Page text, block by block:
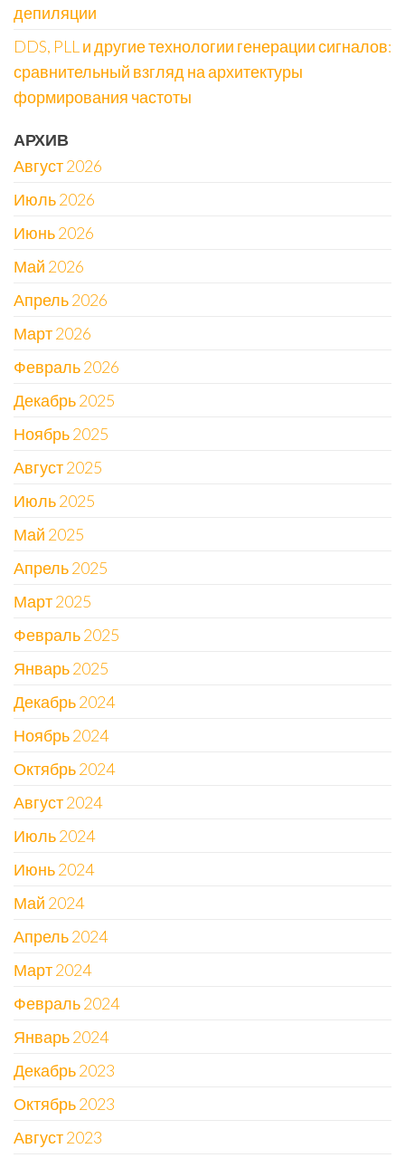
депиляции
DDS, PLL и другие технологии генерации сигналов:
сравнительный взгляд на архитектуры
формирования частоты
АРХИВ
Август 2026
Июль 2026
Июнь 2026
Май 2026
Апрель 2026
Март 2026
Февраль 2026
Декабрь 2025
Ноябрь 2025
Август 2025
Июль 2025
Май 2025
Апрель 2025
Март 2025
Февраль 2025
Январь 2025
Декабрь 2024
Ноябрь 2024
Октябрь 2024
Август 2024
Июль 2024
Июнь 2024
Май 2024
Апрель 2024
Март 2024
Февраль 2024
Январь 2024
Декабрь 2023
Октябрь 2023
Август 2023